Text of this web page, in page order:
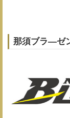
那須ブラ―ゼ